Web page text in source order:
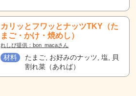
カリッとフワッとナッツTKY（た
まご・かけ・焼めし）
れしぴ提供：bon_macaさん
材料
たまご, お好みのナッツ, 塩, 貝
割れ菜（あれば）